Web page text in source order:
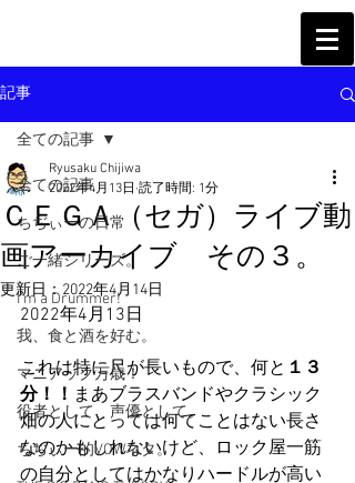
記事
全ての記事
ちぢぃーの日常
ご一緒シリーズ。
I'm a Drummer!
我、食と酒を好む。
マニアック万歳！
役者として、声優として。
ちぢぃー的VOWネタ。
全ての記事
ＣＥＧＡ（セガ）ライブ動
画アーカイブ その３。
Ryusaku Chijiwa
2022年4月13日 読了時間: 1分
更新日：2022年4月14日
2022年4月13日
これは特に尺が長いもので、何と １３
分！！ まあブラスバンドやクラシック
畑の人にとっては何てことはない長さ
なのかもしれないけど、ロック屋一筋
の自分としてはかなりハードルが高い